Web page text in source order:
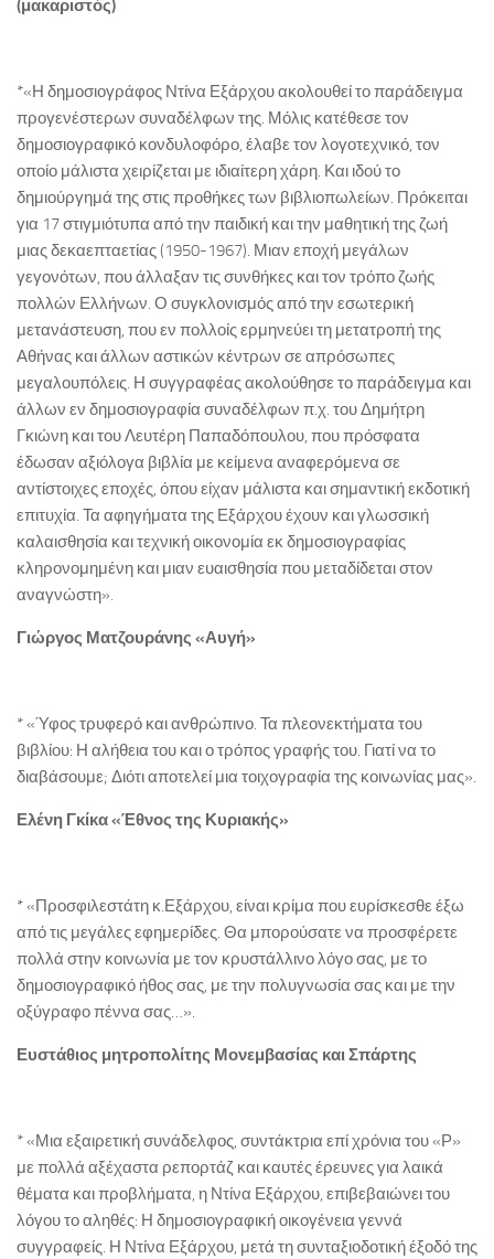
(μακαριστός)
*«Η δημοσιογράφος Ντίνα Εξάρχου ακολουθεί το παράδειγμα
προγενέστερων συναδέλφων της. Μόλις κατέθεσε τον
δημοσιογραφικό κονδυλοφόρο, έλαβε τον λογοτεχνικό, τον
οποίο μάλιστα χειρίζεται με ιδιαίτερη χάρη. Και ιδού το
δημιούργημά της στις προθήκες των βιβλιοπωλείων. Πρόκειται
για 17 στιγμιότυπα από την παιδική και την μαθητική της ζωή
μιας δεκαεπταετίας (1950-1967). Μιαν εποχή μεγάλων
γεγονότων, που άλλαξαν τις συνθήκες και τον τρόπο ζωής
πολλών Ελλήνων. Ο συγκλονισμός από την εσωτερική
μετανάστευση, που εν πολλοίς ερμηνεύει τη μετατροπή της
Αθήνας και άλλων αστικών κέντρων σε απρόσωπες
μεγαλουπόλεις. Η συγγραφέας ακολούθησε το παράδειγμα και
άλλων εν δημοσιογραφία συναδέλφων π.χ. του Δημήτρη
Γκιώνη και του Λευτέρη Παπαδόπουλου, που πρόσφατα
έδωσαν αξιόλογα βιβλία με κείμενα αναφερόμενα σε
αντίστοιχες εποχές, όπου είχαν μάλιστα και σημαντική εκδοτική
επιτυχία. Τα αφηγήματα της Εξάρχου έχουν και γλωσσική
καλαισθησία και τεχνική οικονομία εκ δημοσιογραφίας
κληρονομημένη και μιαν ευαισθησία που μεταδίδεται στον
αναγνώστη».
Γιώργος Ματζουράνης «Αυγή»
* «Ύφος τρυφερό και ανθρώπινο. Τα πλεονεκτήματα του
βιβλίου: Η αλήθεια του και ο τρόπος γραφής του. Γιατί να το
διαβάσουμε; Διότι αποτελεί μια τοιχογραφία της κοινωνίας μας».
Ελένη Γκίκα «Έθνος της Κυριακής»
* «Προσφιλεστάτη κ.Εξάρχου, είναι κρίμα που ευρίσκεσθε έξω
από τις μεγάλες εφημερίδες. Θα μπορούσατε να προσφέρετε
πολλά στην κοινωνία με τον κρυστάλλινο λόγο σας, με το
δημοσιογραφικό ήθος σας, με την πολυγνωσία σας και με την
οξύγραφο πέννα σας…».
Ευστάθιος μητροπολίτης Μονεμβασίας και Σπάρτης
* «Μια εξαιρετική συνάδελφος, συντάκτρια επί χρόνια του «Ρ»
με πολλά αξέχαστα ρεπορτάζ και καυτές έρευνες για λαικά
θέματα και προβλήματα, η Ντίνα Εξάρχου, επιβεβαιώνει του
λόγου το αληθές: Η δημοσιογραφική οικογένεια γεννά
συγγραφείς. Η Ντίνα Εξάρχου, μετά τη συνταξιοδοτική έξοδό της